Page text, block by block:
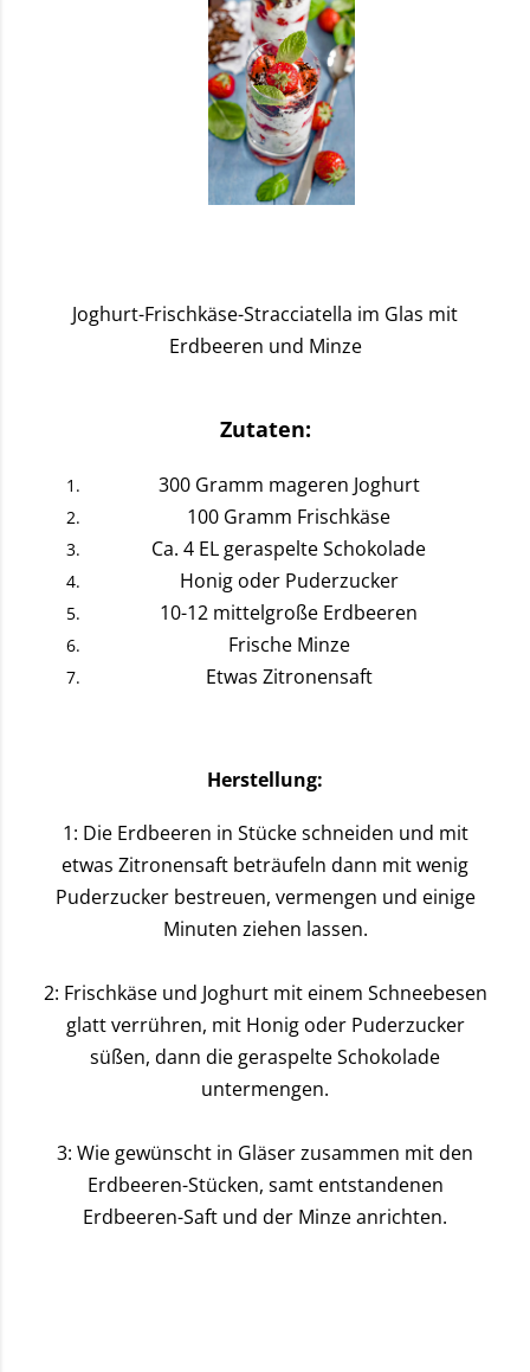
Joghurt-Frischkäse-Stracciatella im Glas mit
Erdbeeren und Minze
Zutaten:
300 Gramm mageren Joghurt
100 Gramm Frischkäse
Ca. 4 EL geraspelte Schokolade
Honig oder Puderzucker
10-12 mittelgroße Erdbeeren
Frische Minze
Etwas Zitronensaft
Herstellung:
1: Die Erdbeeren in Stücke schneiden und mit
etwas Zitronensaft beträufeln dann mit wenig
Puderzucker bestreuen, vermengen und einige
Minuten ziehen lassen.
2: Frischkäse und Joghurt mit einem Schneebesen
glatt verrühren, mit Honig oder Puderzucker
süßen, dann die geraspelte Schokolade
untermengen.
3: Wie gewünscht in Gläser zusammen mit den
Erdbeeren-Stücken, samt entstandenen
Erdbeeren-Saft und der Minze anrichten.